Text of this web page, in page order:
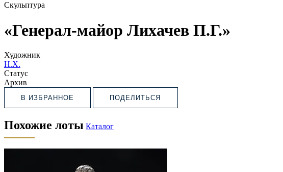
Скульптура
«Генерал-майор Лихачев П.Г.»
Художник
Н.Х.
Статус
Архив
В ИЗБРАННОЕ ПОДЕЛИТЬСЯ
Похожие лоты Каталог